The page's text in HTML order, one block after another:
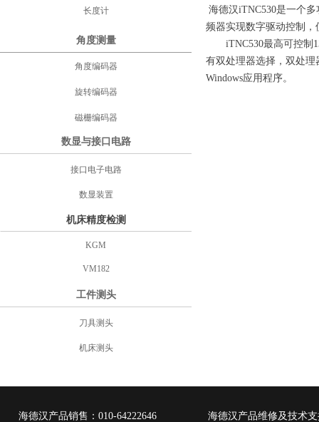
海德汉iTNC530是一个
频器实现数字驱动控制
iTNC530最高可控制13
有双处理器选择，双处理
Windows应用程序。
长度计
角度测量
角度编码器
旋转编码器
磁栅编码器
数显与接口电路
接口电子电路
数显装置
机床精度检测
KGM
VM182
工件测头
刀具测头
机床测头
海德汉产品销售： 010-64222646 海德汉产品维修及技术